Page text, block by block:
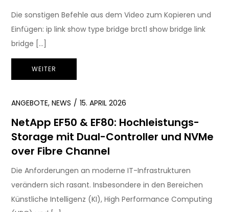
Die sonstigen Befehle aus dem Video zum Kopieren und
Einfügen: ip link show type bridge brctl show bridge link
bridge […]
WEITER
ANGEBOTE,NEWS 15. APRIL 2026
NetApp EF50 & EF80: Hochleistungs-
Storage mit Dual-Controller und NVMe
over Fibre Channel
Die Anforderungen an moderne IT-Infrastrukturen
verändern sich rasant. Insbesondere in den Bereichen
Künstliche Intelligenz (KI), High Performance Computing